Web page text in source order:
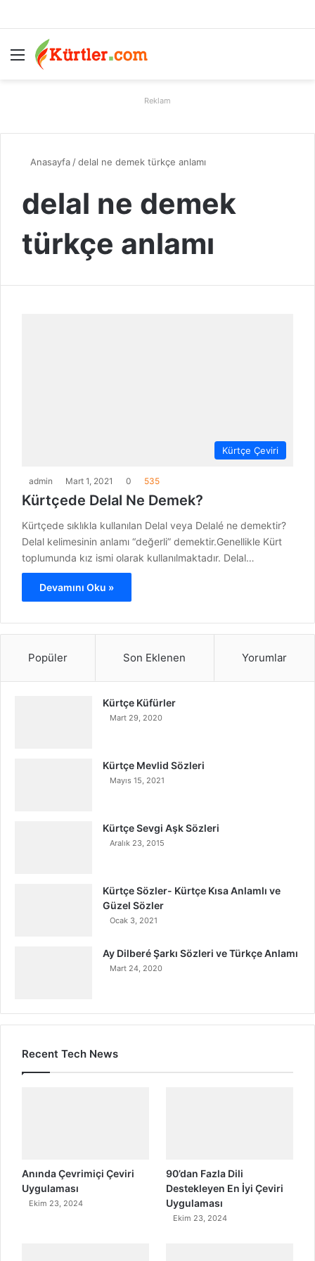
Menü
Reklam
Anasayfa /delal ne demek türkçe anlamı
delal ne demek
türkçe anlamı
Kürtçe Çeviri
admin Mart 1, 2021 0 535
Kürtçede Delal Ne Demek?
Kürtçede sıklıkla kullanılan Delal veya Delalé ne demektir?
Delal kelimesinin anlamı “değerli” demektir.Genellikle Kürt
toplumunda kız ismi olarak kullanılmaktadır. Delal…
Devamını Oku »
Popüler Son Eklenen Yorumlar
Kürtçe Küfürler
Mart 29, 2020
Kürtçe Mevlid Sözleri
Mayıs 15, 2021
Kürtçe Sevgi Aşk Sözleri
Aralık 23, 2015
Kürtçe Sözler- Kürtçe Kısa Anlamlı ve
Güzel Sözler
Ocak 3, 2021
Ay Dilberé Şarkı Sözleri ve Türkçe Anlamı
Mart 24, 2020
Recent Tech News
Anında Çevrimiçi Çeviri
Uygulaması
Ekim 23, 2024
90’dan Fazla Dili
Destekleyen En İyi Çeviri
Uygulaması
Ekim 23, 2024